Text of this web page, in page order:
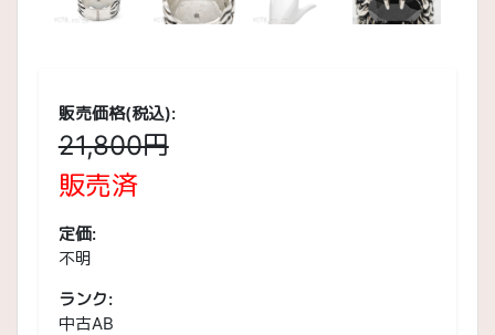
販売価格(税込):
21,800円
販売済
定価:
不明
ランク:
中古AB